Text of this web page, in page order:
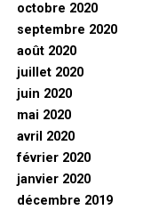
octobre 2020
septembre 2020
août 2020
juillet 2020
juin 2020
mai 2020
avril 2020
février 2020
janvier 2020
décembre 2019